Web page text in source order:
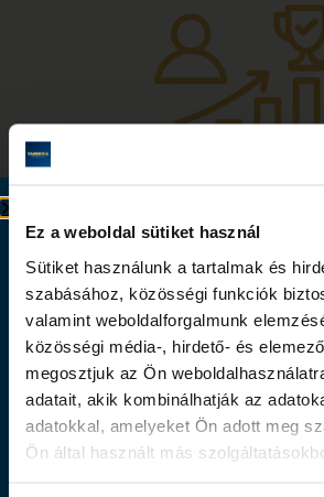
Ez a weboldal sütiket használ
Sütiket használunk a tartalmak és
szabásához, közösségi funkciók
valamint weboldalforgalmunk
közösségi média-, hirdető- és
megosztjuk az Ön
adatait, akik kombinálhatják az
adatokkal, amelyeket Ön adott meg
Ön által használt más
Gyakorlatorientált
Ismerd meg, hogyan segíthetnek
képzéseink abban, hogy valódi,
szerezz a jövőbeli karriered
Szerezz diplomát akár
képzésben!
Ismerd meg élőben, hogyan
diplomát az otthonodból is,
kihívásaira is felkészülsz. Válaszd
közelebb hozzád: